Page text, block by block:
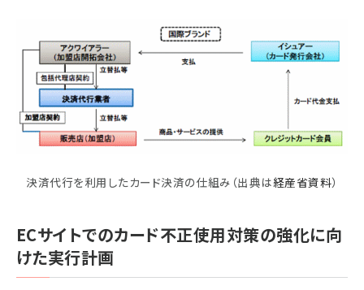
決済代行を利用したカード決済の仕組み（出典は経産省資料）
ECサイトでのカード不正使用対策の強化に向
けた実行計画